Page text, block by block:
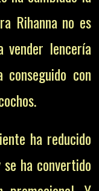
Rihanna no es
vender lencería
con
ha reducido
ha convertido